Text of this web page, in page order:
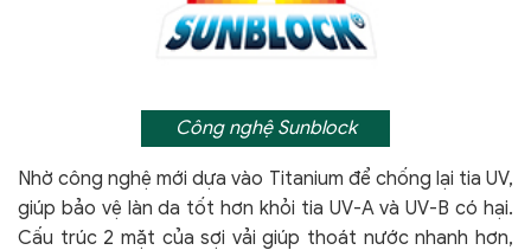
Công nghệ Sunblock
Nhờ công nghệ mới dựa vào Titanium để chống lại tia UV,
giúp bảo vệ làn da tốt hơn khỏi tia UV-A và UV-B có hại.
Cấu trúc 2 mặt của sợi vải giúp thoát nước nhanh hơn,